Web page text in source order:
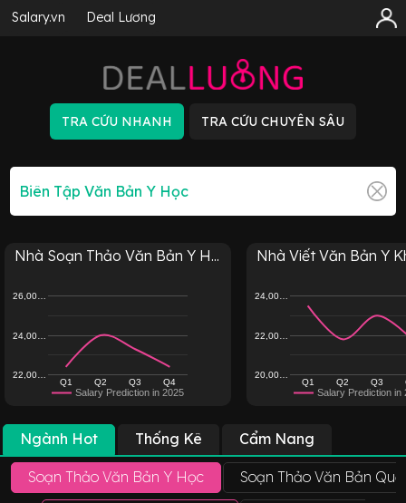
Salary.vn Deal Lương
Nhà Soạn Thảo Văn Bản Y H...
Salary Prediction in 2025
Q1 Q2 Q3 Q4
22,00…
24,00…
26,00…
Nhà Viết Văn Bản Y
Salary Prediction in
Q1 Q2 Q3
20,00…
22,00…
24,00…
Ngành Hot Thống Kê Cẩm Nang
Soạn Thảo Văn Bản Y Học Soạn Thảo Văn Bản